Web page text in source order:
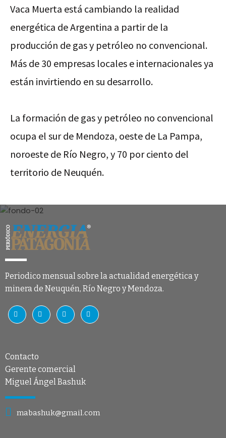
Vaca Muerta está cambiando la realidad
energética de Argentina a partir de la
producción de gas y petróleo no convencional.
Más de 30 empresas locales e internacionales ya
están invirtiendo en su desarrollo.
La formación de gas y petróleo no convencional
ocupa el sur de Mendoza, oeste de La Pampa,
noroeste de Río Negro, y 70 por ciento del
territorio de Neuquén.
Periodico mensual sobre la actualidad energética y
minera de Neuquén, Río Negro y Mendoza.
Contacto
Gerente comercial
Miguel Ángel Bashuk
mabashuk@gmail.com